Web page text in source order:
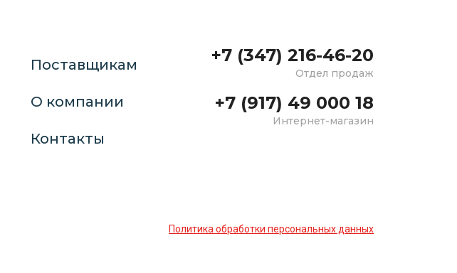
Поставщикам
О компании
Контакты
+7 (347) 216-46-20
Отдел продаж
+7 (917) 49 000 18
Интернет-магазин
Политика обработки персональных данных